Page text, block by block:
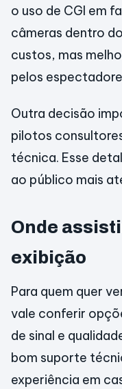
o uso de CGI em
câmeras dentro
custos, mas
pelos
Outra decisão
pilotos
técnica. Esse
ao público mais
Onde
exibição
Para quem quer
vale conferir
de sinal e
bom suporte
experiência em